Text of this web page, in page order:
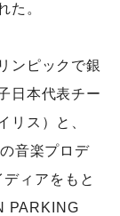
た。
ンピックで銀
日本代表チー
リス）と、
音楽プロデ
ィアをもと
PARKING